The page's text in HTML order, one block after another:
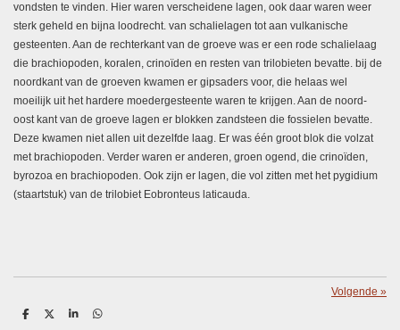
vondsten te vinden. Hier waren verscheidene lagen, ook daar waren weer
sterk geheld en bijna loodrecht. van schalielagen tot aan vulkanische
gesteenten. Aan de rechterkant van de groeve was er een rode schalielaag
die brachiopoden, koralen, crinoïden en resten van trilobieten bevatte. bij de
noordkant van de groeven kwamen er gipsaders voor, die helaas wel
moeilijk uit het hardere moedergesteente waren te krijgen. Aan de noord-
oost kant van de groeve lagen er blokken zandsteen die fossielen bevatte.
Deze kwamen niet allen uit dezelfde laag. Er was één groot blok die volzat
met brachiopoden. Verder waren er anderen, groen ogend, die crinoïden,
byrozoa en brachiopoden. Ook zijn er lagen, die vol zitten met het pygidium
(staartstuk) van de trilobiet Eobronteus laticauda.
Volgende »
D
D
S
D